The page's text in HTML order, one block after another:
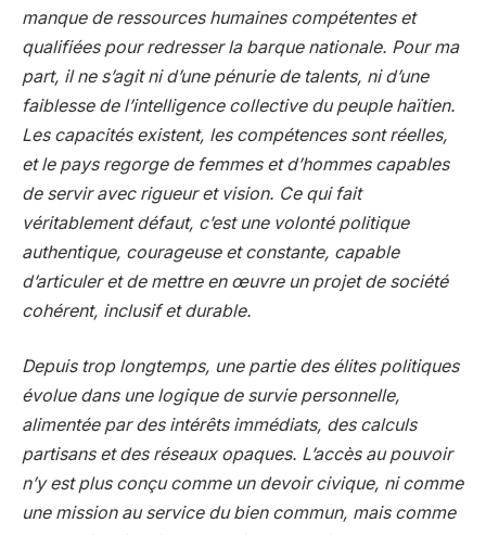
manque de ressources humaines compétentes et
qualifiées pour redresser la barque nationale. Pour ma
part, il ne s’agit ni d’une pénurie de talents, ni d’une
faiblesse de l’intelligence collective du peuple haïtien.
Les capacités existent, les compétences sont réelles,
et le pays regorge de femmes et d’hommes capables
de servir avec rigueur et vision. Ce qui fait
véritablement défaut, c’est une volonté politique
authentique, courageuse et constante, capable
d’articuler et de mettre en œuvre un projet de société
cohérent, inclusif et durable.
Depuis trop longtemps, une partie des élites politiques
évolue dans une logique de survie personnelle,
alimentée par des intérêts immédiats, des calculs
partisans et des réseaux opaques. L’accès au pouvoir
n’y est plus conçu comme un devoir civique, ni comme
une mission au service du bien commun, mais comme